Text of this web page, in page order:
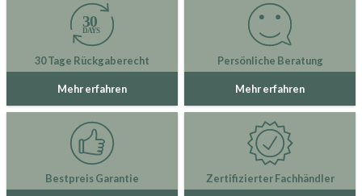
30 Tage Rückgaberecht
Mehr erfahren
Persönliche Beratung
Mehr erfahren
Bestpreis Garantie Zertifizierter Fachhändler